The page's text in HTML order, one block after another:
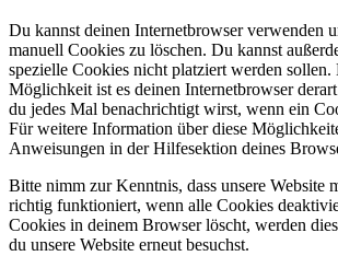
Du kannst deinen Internetbrowser verwenden
manuell Cookies zu löschen. Du kannst
spezielle Cookies nicht platziert werden sollen.
Möglichkeit ist es deinen Internetbrowser
du jedes Mal benachrichtigt wirst, wenn ein
Für weitere Information über diese
Anweisungen in der Hilfesektion deines
Bitte nimm zur Kenntnis, dass unsere Website
richtig funktioniert, wenn alle Cookies
Cookies in deinem Browser löscht, werden
du unsere Website erneut besuchst.